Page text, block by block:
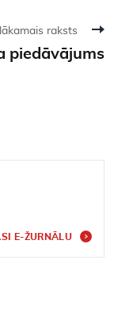
raksts
piedāvājums
E-ŽURNĀLU